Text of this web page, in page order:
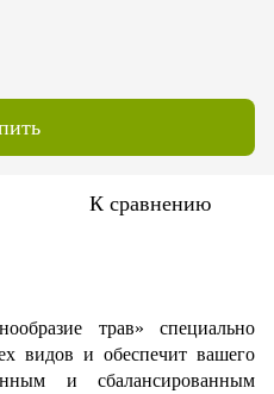
К сравнению
трав» специально
видов и обеспечит вашего
и сбалансированным